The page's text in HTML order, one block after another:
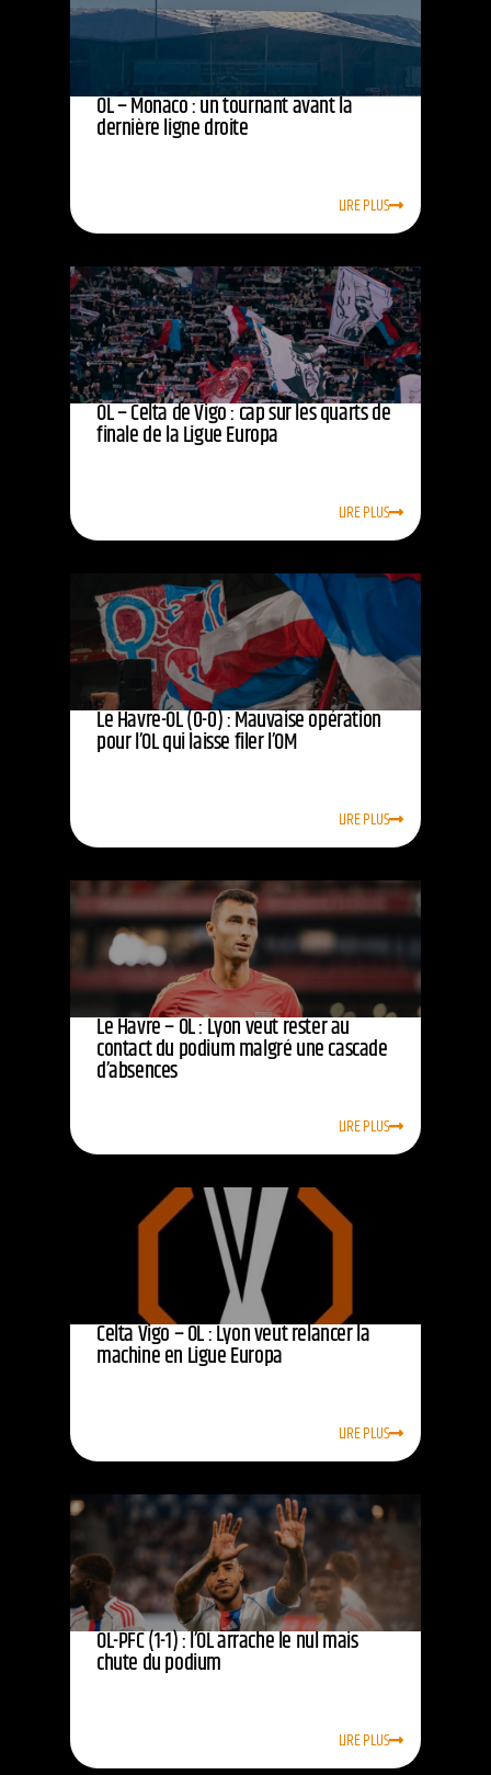
OL – Monaco : un tournant avant la
dernière ligne droite
LIRE PLUS
OL – Celta de Vigo : cap sur les quarts de
finale de la Ligue Europa
LIRE PLUS
Le Havre-OL (0-0) : Mauvaise opération
pour l’OL qui laisse filer l’OM
LIRE PLUS
Le Havre – OL : Lyon veut rester au
contact du podium malgré une cascade
d’absences
LIRE PLUS
Celta Vigo – OL : Lyon veut relancer la
machine en Ligue Europa
LIRE PLUS
OL-PFC (1-1) : l’OL arrache le nul mais
chute du podium
LIRE PLUS